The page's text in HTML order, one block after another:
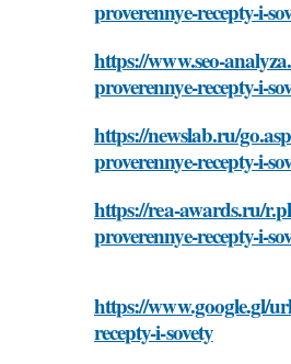
proverennye-recepty-i-
https://www.seo-
proverennye-recepty-i-
https://newslab.ru/
proverennye-recepty-i-
https://rea-awards.ru/
proverennye-recepty-i-
https://www.google.gl/
recepty-i-sovety